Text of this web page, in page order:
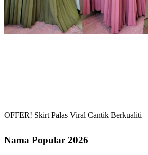
OFFER! Skirt Palas Viral Cantik Berkualiti
Nama Popular 2026